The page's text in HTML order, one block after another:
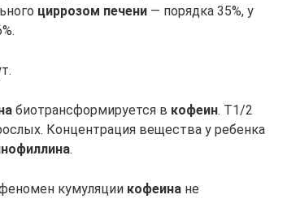
циррозом печени — порядка 35%, у
биотрансформируется в кофеин. Т1/2
Концентрация вещества у ребенка
.
кумуляции кофеина не